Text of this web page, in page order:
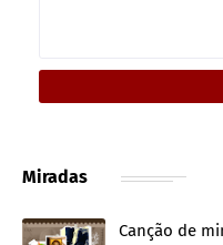
Miradas
Canção de